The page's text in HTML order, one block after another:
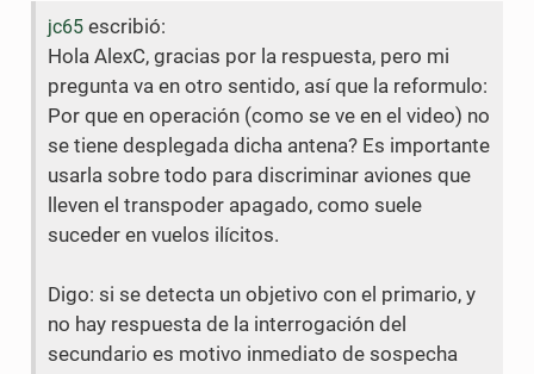
o
T
i
t
t
e
jc65escribió:
Hola AlexC, gracias por la respuesta, pero mi
pregunta va en otro sentido, así que la reformulo:
Por que en operación (como se ve en el video) no
se tiene desplegada dicha antena? Es importante
usarla sobre todo para discriminar aviones que
lleven el transpoder apagado, como suele
suceder en vuelos ilícitos.
Digo: si se detecta un objetivo con el primario, y
no hay respuesta de la interrogación del
secundario es motivo inmediato de sospecha